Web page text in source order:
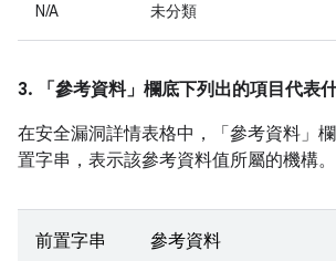
N/A 未分類
3. 「參考資料」 欄底下列出的項目代表
在安全漏洞詳情表格中，「參考資料」
置字串，表示該參考資料值所屬的機構。
前置字串 參考資料